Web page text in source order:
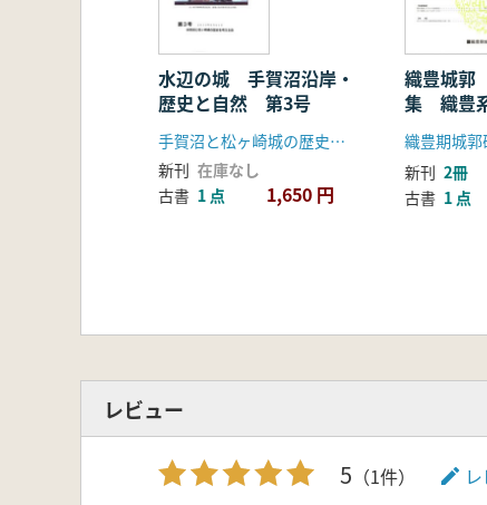
5.会員便り
犯罪人の更生活動と剣
世田谷の史跡散策 藤田
松ヶ崎城跡の河津桜 写真撮
水辺の城 手賀沼沿岸・
歴史と自然 第3号
手賀沼と松ヶ崎城の歴史を考える会
新刊 在庫なし
古書 1 点 1,650 円
織豊城
集 織豊
礎石建物
織豊期城郭
新刊 2冊
古書 1 点
レビュー
5 （1件）